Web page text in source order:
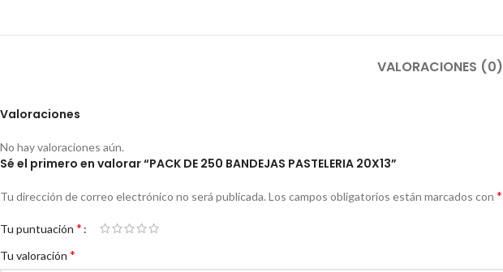
VALORACIONES (0)
Valoraciones
No hay valoraciones aún.
Sé el primero en valorar “PACK DE 250 BANDEJAS PASTELERIA 20X13”
Tu dirección de correo electrónico no será publicada. Los campos obligatorios están marcados con *
Tu puntuación *
Tu valoración *